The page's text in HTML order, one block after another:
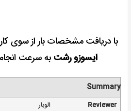
با دریافت مشخصات بار از سوی
ایسوزو رشت به سرعت
Summary
Reviewer
الوبار